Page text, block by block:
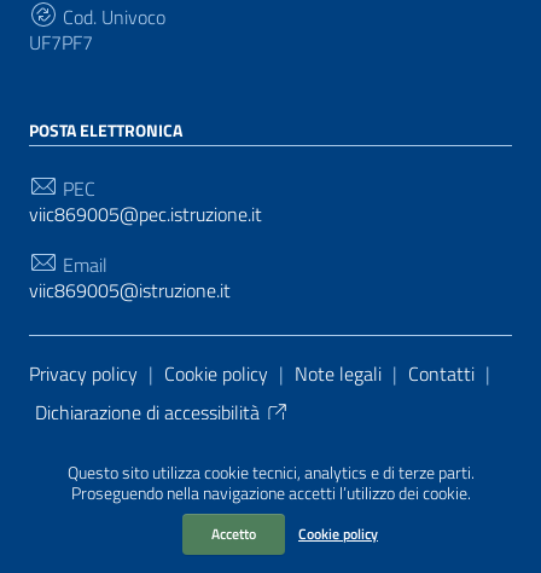
Questo sito utilizza cookie tecnici, analytics e di terze parti.
Proseguendo nella navigazione accetti l’utilizzo dei cookie.
Accetto Cookie policy
Cod. Univoco
UF7PF7
POSTA ELETTRONICA
PEC
viic869005@pec.istruzione.it
Email
viic869005@istruzione.it
Sezione Link Utili
Privacy policy | Cookie policy | Note legali | Contatti |
Dichiarazione di accessibilità
PA di AgID
| Realizzato con WordPress
da